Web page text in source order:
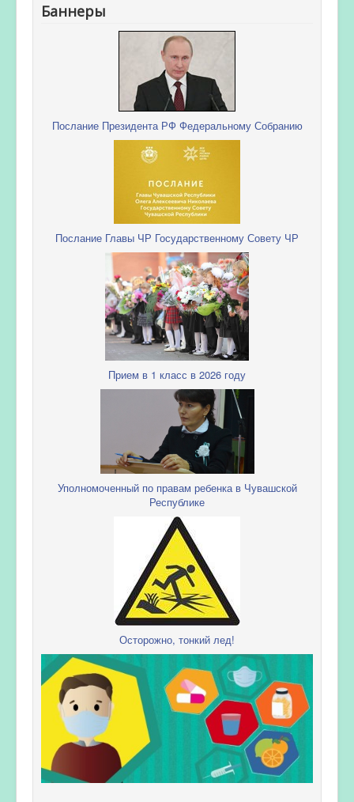
Баннеры
Послание Президента РФ Федеральному Собранию
Послание Главы ЧР Государственному Совету ЧР
Прием в 1 класс в 2026 году
Уполномоченный по правам ребенка в Чувашской
Республике
Осторожно, тонкий лед!